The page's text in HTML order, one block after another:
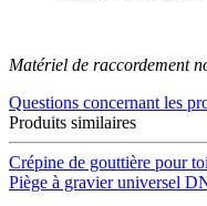
Matériel de raccordement
Questions concernant les
Produits similaires
Crépine de gouttière pour
Piège à gravier universel